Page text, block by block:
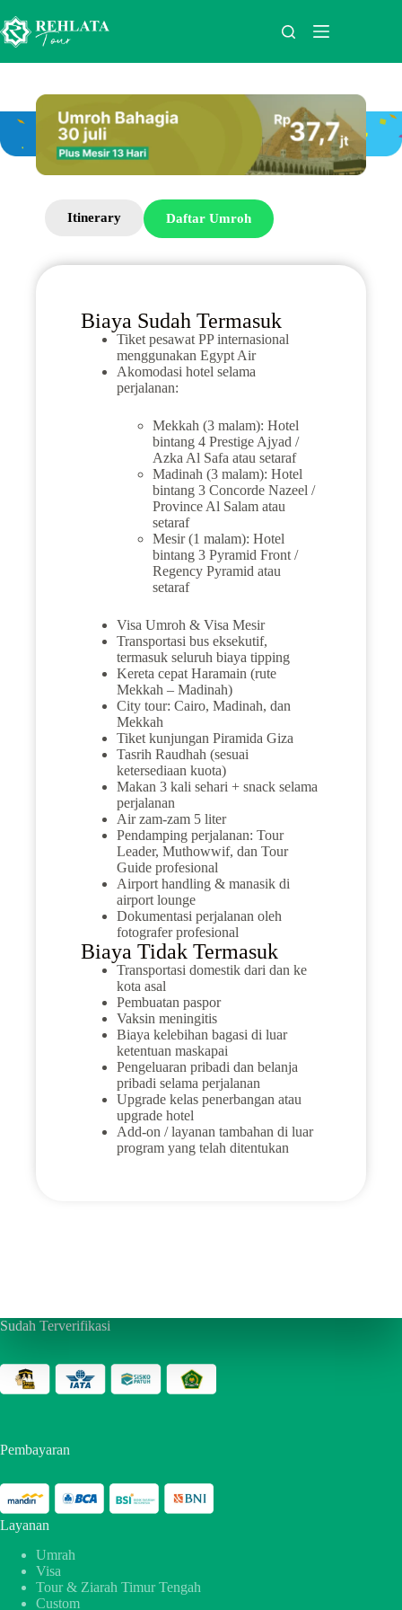
Umroh Bahagia plus Mesir 30 Juli
Itinerary Daftar Umroh
Biaya Sudah Termasuk
Tiket pesawat PP internasional
menggunakan Egypt Air
Akomodasi hotel selama
perjalanan:
Mekkah (3 malam): Hotel
bintang 4 Prestige Ajyad /
Azka Al Safa atau setaraf
Madinah (3 malam): Hotel
bintang 3 Concorde Nazeel /
Province Al Salam atau
setaraf
Mesir (1 malam): Hotel
bintang 3 Pyramid Front /
Regency Pyramid atau
setaraf
Visa Umroh & Visa Mesir
Transportasi bus eksekutif,
termasuk seluruh biaya tipping
Kereta cepat Haramain (rute
Mekkah – Madinah)
City tour: Cairo, Madinah, dan
Mekkah
Tiket kunjungan Piramida Giza
Tasrih Raudhah (sesuai
ketersediaan kuota)
Makan 3 kali sehari + snack selama
perjalanan
Air zam-zam 5 liter
Pendamping perjalanan: Tour
Leader, Muthowwif, dan Tour
Guide profesional
Airport handling & manasik di
airport lounge
Dokumentasi perjalanan oleh
fotografer profesional
Biaya Tidak Termasuk
Transportasi domestik dari dan ke
kota asal
Pembuatan paspor
Vaksin meningitis
Biaya kelebihan bagasi di luar
ketentuan maskapai
Pengeluaran pribadi dan belanja
pribadi selama perjalanan
Upgrade kelas penerbangan atau
upgrade hotel
Add-on / layanan tambahan di luar
program yang telah ditentukan
Sudah Terverifikasi
Pembayaran
Layanan
Umrah
Visa
Tour & Ziarah Timur Tengah
Custom